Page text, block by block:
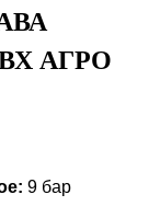
АГРО
9 бар